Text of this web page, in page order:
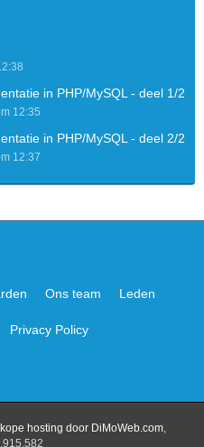
in PHP/MySQL - deel 1/2
12:35
in PHP/MySQL - deel 2/2
12:37
Ons team Leden
Privacy Policy
hosting door DiMoWeb.com,